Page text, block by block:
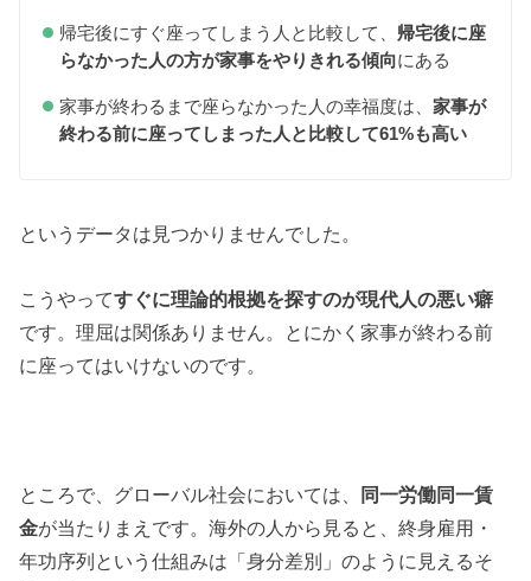
帰宅後にすぐ座ってしまう人と比較して、 帰宅後に座
らなかった人の方が家事をやりきれる傾向にある
家事が終わるまで座らなかった人の幸福度は、 家事が
終わる前に座ってしまった人と比較して61%も高い
というデータは見つかりませんでした。
こうやってすぐに理論的根拠を探すのが現代人の悪い癖
です。理屈は関係ありません。とにかく家事が終わる前
に座ってはいけないのです。
ところで、グローバル社会においては、
同一労働同一賃
金が当たりまえです。海外の人から見ると、終身雇用・
年功序列という仕組みは「身分差別」のように見えるそ